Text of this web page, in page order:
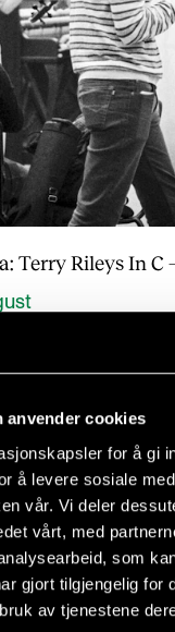
anvender cookies
for å gi
å levere sosiale
vår. Vi deler
vårt, med
som
gjort tilgjengelig for
av tjenestene
Terry Rileys In C